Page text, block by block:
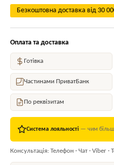
Безкоштовна доставка від 30
Оплата та доставка
Готівка
Частинами ПриватБанк
По реквізитам
Система лояльності — чим
Консультація: Телефон · Чат · Viber ·